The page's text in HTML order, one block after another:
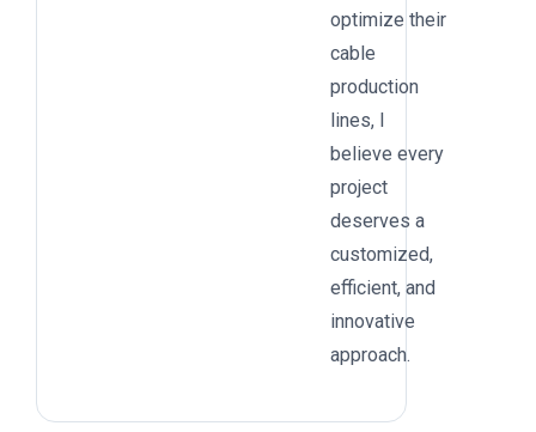
optimize their
cable
production
lines, I
believe every
project
deserves a
customized,
efficient, and
innovative
approach.